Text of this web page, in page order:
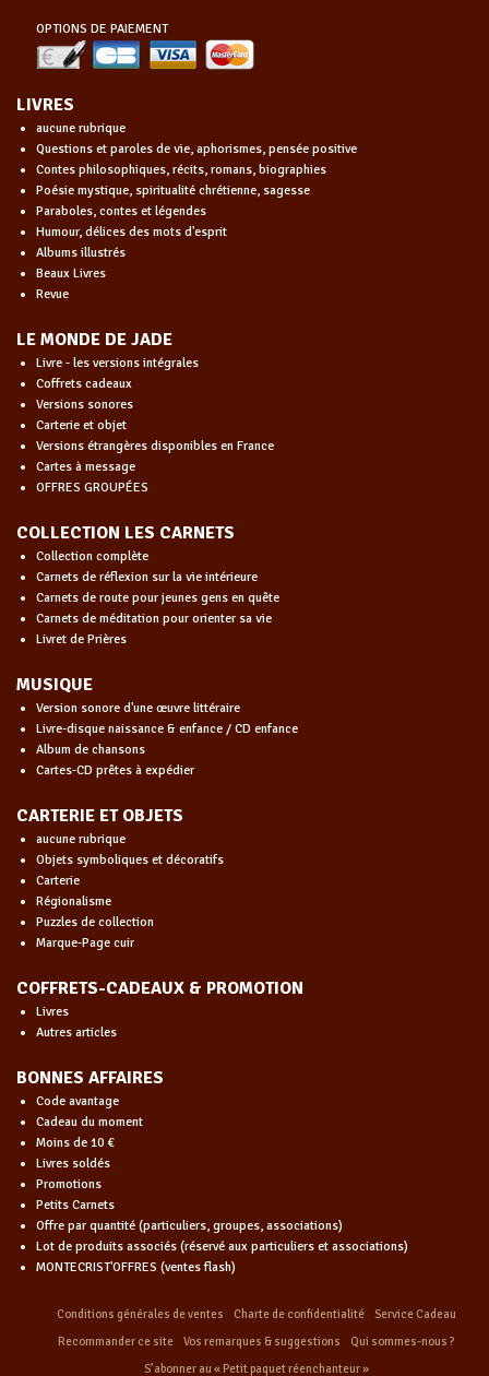
OPTIONS DE PAIEMENT
LIVRES
aucune rubrique
Questions et paroles de vie, aphorismes, pensée positive
Contes philosophiques, récits, romans, biographies
Poésie mystique, spiritualité chrétienne, sagesse
Paraboles, contes et légendes
Humour, délices des mots d'esprit
Albums illustrés
Beaux Livres
Revue
LE MONDE DE JADE
Livre - les versions intégrales
Coffrets cadeaux
Versions sonores
Carterie et objet
Versions étrangères disponibles en France
Cartes à message
OFFRES GROUPÉES
COLLECTION LES CARNETS
Collection complète
Carnets de réflexion sur la vie intérieure
Carnets de route pour jeunes gens en quête
Carnets de méditation pour orienter sa vie
Livret de Prières
MUSIQUE
Version sonore d'une œuvre littéraire
Livre-disque naissance & enfance / CD enfance
Album de chansons
Cartes-CD prêtes à expédier
CARTERIE ET OBJETS
aucune rubrique
Objets symboliques et décoratifs
Carterie
Régionalisme
Puzzles de collection
Marque-Page cuir
COFFRETS-CADEAUX & PROMOTION
Livres
Autres articles
BONNES AFFAIRES
Code avantage
Cadeau du moment
Moins de 10 €
Livres soldés
Promotions
Petits Carnets
Offre par quantité (particuliers, groupes, associations)
Lot de produits associés (réservé aux particuliers et associations)
MONTECRIST'OFFRES (ventes flash)
Conditions générales de ventes Charte de confidentialité
Service Cadeau
Recommander ce site
Vos remarques & suggestions
Qui sommes-nous ?
S’abonner au « Petit paquet réenchanteur »